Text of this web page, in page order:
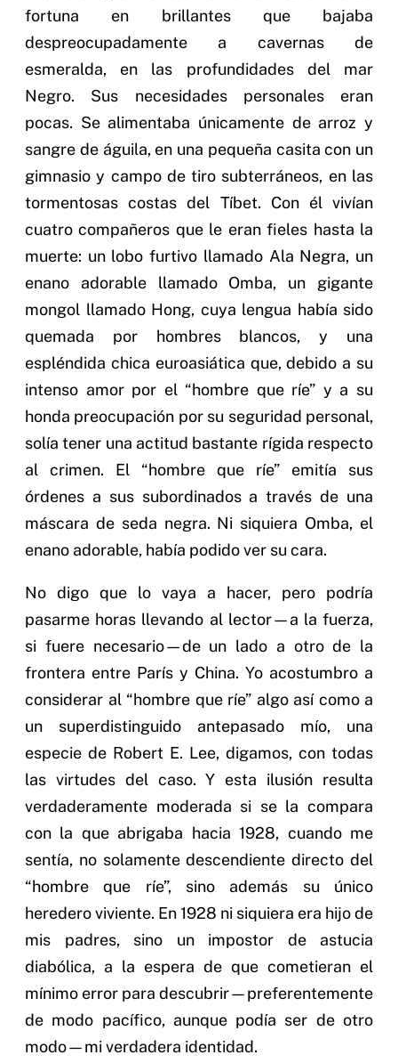
fortuna en brillantes que bajaba
despreocupadamente a cavernas de
esmeralda, en las profundidades del mar
Negro. Sus necesidades personales eran
pocas. Se alimentaba únicamente de arroz y
sangre de águila, en una pequeña casita con un
gimnasio y campo de tiro subterráneos, en las
tormentosas costas del Tíbet. Con él vivían
cuatro compañeros que le eran fieles hasta la
muerte: un lobo furtivo llamado Ala Negra, un
enano adorable llamado Omba, un gigante
mongol llamado Hong, cuya lengua había sido
quemada por hombres blancos, y una
espléndida chica euroasiática que, debido a su
intenso amor por el “hombre que ríe” y a su
honda preocupación por su seguridad personal,
solía tener una actitud bastante rígida respecto
al crimen. El “hombre que ríe” emitía sus
órdenes a sus subordinados a través de una
máscara de seda negra. Ni siquiera Omba, el
enano adorable, había podido ver su cara.
No digo que lo vaya a hacer, pero podría
pasarme horas llevando al lector—a la fuerza,
si fuere necesario—de un lado a otro de la
frontera entre París y China. Yo acostumbro a
considerar al “hombre que ríe” algo así como a
un superdistinguido antepasado mío, una
especie de Robert E. Lee, digamos, con todas
las virtudes del caso. Y esta ilusión resulta
verdaderamente moderada si se la compara
con la que abrigaba hacia 1928, cuando me
sentía, no solamente descendiente directo del
“hombre que ríe”, sino además su único
heredero viviente. En 1928 ni siquiera era hijo de
mis padres, sino un impostor de astucia
diabólica, a la espera de que cometieran el
mínimo error para descubrir—preferentemente
de modo pacífico, aunque podía ser de otro
modo—mi verdadera identidad.